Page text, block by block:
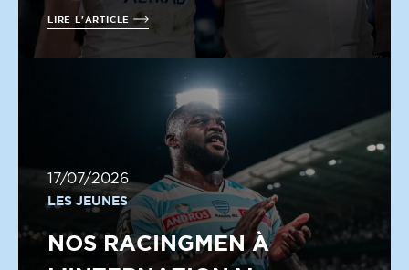
LIRE L'ARTICLE
17/07/2026
LES JEUNES
NOS RACINGMEN À